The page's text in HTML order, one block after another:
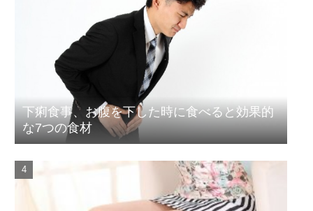
下痢食事、お腹を下した時に食べると効果的
な7つの食材